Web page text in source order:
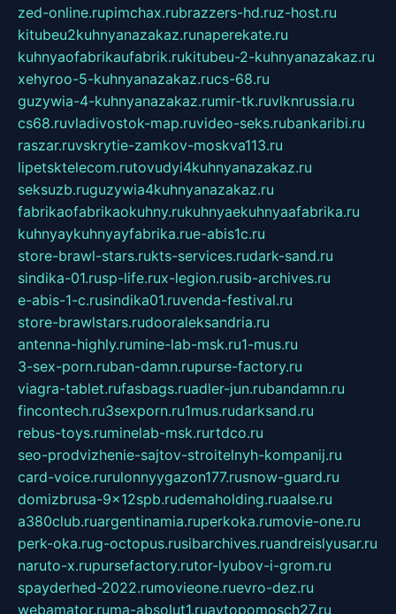
zed-online.rupimchax.rubrazzers-hd.ruz-host.ru
kitubeu2kuhnyanazakaz.runaperekate.ru
kuhnyaofabrikaufabrik.rukitubeu-2-kuhnyanazakaz.ru
xehyroo-5-kuhnyanazakaz.rucs-68.ru
guzywia-4-kuhnyanazakaz.rumir-tk.ruvlknrussia.ru
cs68.ruvladivostok-map.ruvideo-seks.rubankaribi.ru
raszar.ruvskrytie-zamkov-moskva113.ru
lipetsktelecom.rutovudyi4kuhnyanazakaz.ru
seksuzb.ruguzywia4kuhnyanazakaz.ru
fabrikaofabrikaokuhny.rukuhnyaekuhnyaafabrika.ru
kuhnyaykuhnyayfabrika.rue-abis1c.ru
store-brawl-stars.rukts-services.rudark-sand.ru
sindika-01.rusp-life.rux-legion.rusib-archives.ru
e-abis-1-c.rusindika01.ruvenda-festival.ru
store-brawlstars.rudooraleksandria.ru
antenna-highly.rumine-lab-msk.ru1-mus.ru
3-sex-porn.ruban-damn.rupurse-factory.ru
viagra-tablet.rufasbags.ruadler-jun.rubandamn.ru
fincontech.ru3sexporn.ru1mus.rudarksand.ru
rebus-toys.ruminelab-msk.rurtdco.ru
seo-prodvizhenie-sajtov-stroitelnyh-kompanij.ru
card-voice.rurulonnyygazon177.rusnow-guard.ru
domizbrusa-9x12spb.rudemaholding.ruaalse.ru
a380club.ruargentinamia.ruperkoka.rumovie-one.ru
perk-oka.rug-octopus.rusibarchives.ruandreislyusar.ru
naruto-x.rupursefactory.rutor-lyubov-i-grom.ru
spayderhed-2022.rumovieone.ruevro-dez.ru
webamator.ruma-absolut1.ruavtopomosch27.ru